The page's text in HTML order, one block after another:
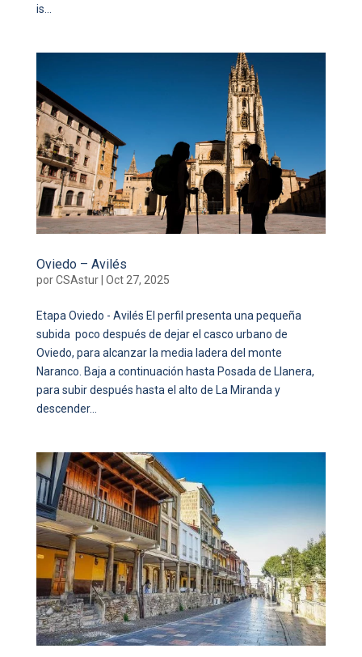
is...
Oviedo – Avilés
porCSAstur| Oct 27, 2025
Etapa Oviedo - Avilés El perfil presenta una pequeña
subida poco después de dejar el casco urbano de
Oviedo, para alcanzar la media ladera del monte
Naranco. Baja a continuación hasta Posada de Llanera,
para subir después hasta el alto de La Miranda y
descender...